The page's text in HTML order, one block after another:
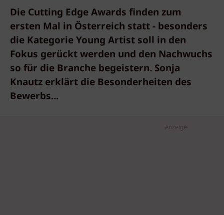
Die Cutting Edge Awards finden zum
ersten Mal in Österreich statt - besonders
die Kategorie Young Artist soll in den
Fokus gerückt werden und den Nachwuchs
so für die Branche begeistern. Sonja
Knautz erklärt die Besonderheiten des
Bewerbs...
Anzeige